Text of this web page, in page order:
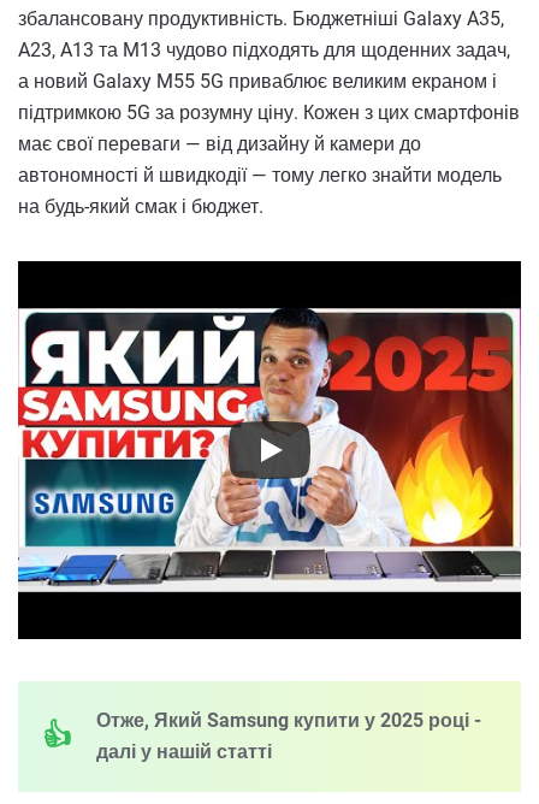
збалансовану продуктивність. Бюджетніші Galaxy A35,
A23, A13 та M13 чудово підходять для щоденних задач,
а новий Galaxy M55 5G приваблює великим екраном і
підтримкою 5G за розумну ціну. Кожен з цих смартфонів
має свої переваги — від дизайну й камери до
автономності й швидкодії — тому легко знайти модель
на будь-який смак і бюджет.
Отже, Який Samsung купити у 2025 році -
далі у нашій статті